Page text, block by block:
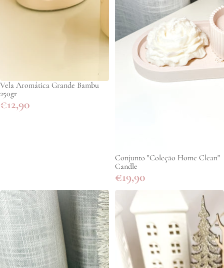
Vela Aromática Grande Bambu
250gr
€12,90
Conjunto "Coleção Home Clean"
Candle
€19,90